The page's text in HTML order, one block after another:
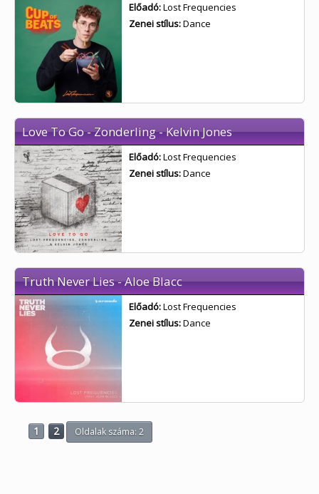
Előadó:Lost Frequencies
Zenei stílus:Dance
Love To Go - Zonderling - Kelvin Jones
Előadó:Lost Frequencies
Zenei stílus:Dance
Truth Never Lies - Aloe Blacc
Előadó:Lost Frequencies
Zenei stílus:Dance
1 2 Oldalak száma: 2